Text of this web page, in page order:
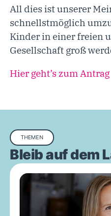
All dies ist unserer
schnellstmöglich
Kinder in einer freien
Gesellschaft groß
Hier geht’s zum Antrag
THEMEN
Bleib auf dem